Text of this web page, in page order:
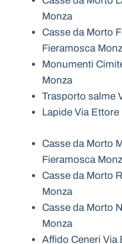
Monza
Casse da Morto
Fieramosca
Monumenti
Monza
Trasporto salme
Lapide Via
Casse da Morto
Fieramosca
Casse da Morto
Monza
Casse da Morto
Monza
Affido Ceneri Via